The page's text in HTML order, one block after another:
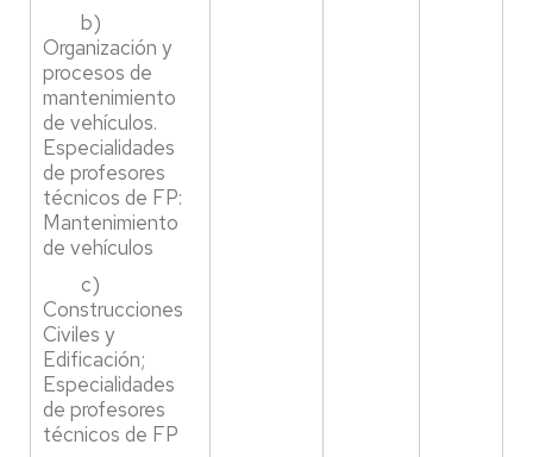
b)
Organización y
procesos de
mantenimiento
de vehículos.
Especialidades
de profesores
técnicos de FP:
Mantenimiento
de vehículos
c)
Construcciones
Civiles y
Edificación;
Especialidades
de profesores
técnicos de FP